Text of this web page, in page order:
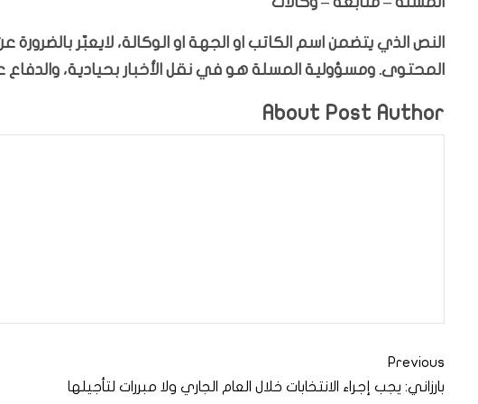
النص الذي يتضمن اسم الكاتب او الجهة او الوكالة، لايعبّر
المحتوى. ومسؤولية المسلة هو في نقل الأخبار بحيادية، والدفاع
About Post Author
Previous
بارزاني: يجب إجراء الانتخابات خلال العام الجاري ولا مبررات لتأجيلها